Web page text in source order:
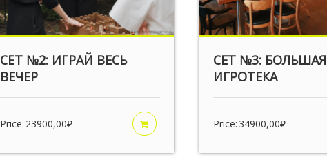
СЕТ №2: ИГРАЙ ВЕСЬ
ВЕЧЕР
Price: 23900,00₽
СЕТ №3: БОЛЬШАЯ
ИГРОТЕКА
Price: 34900,00₽